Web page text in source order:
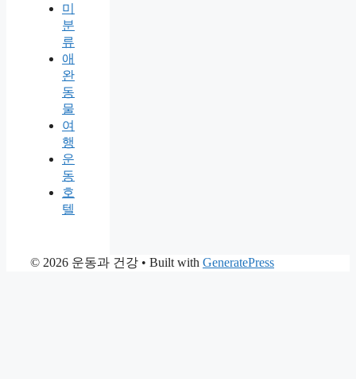
미
분
류
애
완
동
물
여
행
운
동
호
텔
© 2026 운동과 건강 • Built with GeneratePress